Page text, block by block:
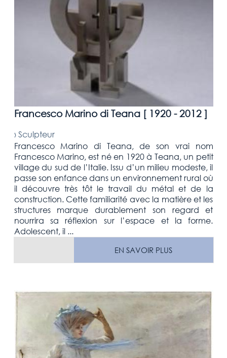
Francesco Marino di Teana [ 1920 - 2012]
›Sculpteur
Francesco Marino di Teana, de son vrai nom
Francesco Marino, est né en 1920 à Teana, un petit
village du sud de l’Italie. Issu d’un milieu modeste, il
passe son enfance dans un environnement rural où
il découvre très tôt le travail du métal et de la
construction. Cette familiarité avec la matière et les
structures marque durablement son regard et
nourrira sa réflexion sur l’espace et la forme.
Adolescent, il ...
EN SAVOIR PLUS